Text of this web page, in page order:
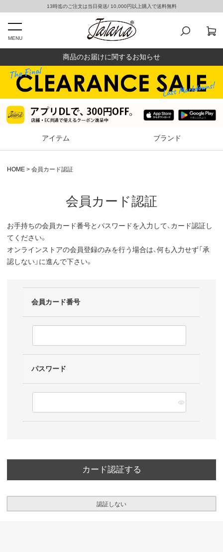
13時迄のご注文は当日発送/ 10,000円以上購入で送料無料
MENU
商品のお届けに関するお知らせ
アイテム ブランド
HOME 会員カード認証
会員カード認証
お手持ちの会員カード番号とパスワードを入力して、カード認証し
てください。
オンラインストアの会員登録のみを行う場合は、何も入力せず「承
認しない」に進んで下さい。
会員カード番号
パスワード
カード認証する
認証しない